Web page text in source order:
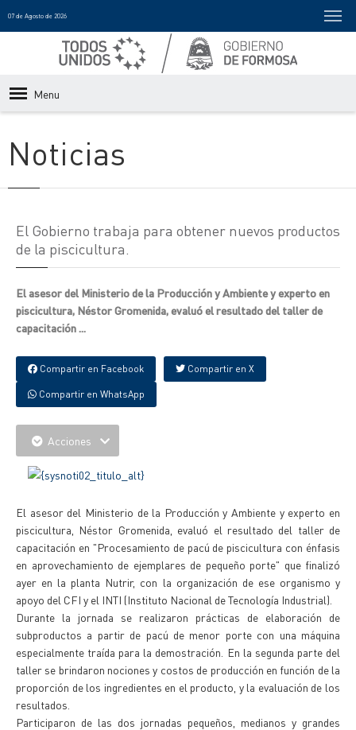
07 de Agosto de 2026
Menu
Noticias
El Gobierno trabaja para obtener nuevos productos
de la piscicultura.
El asesor del Ministerio de la Producción y Ambiente y experto en
piscicultura, Néstor Gromenida, evaluó el resultado del taller de
capacitación ...
Compartir en Facebook Compartir en X
Compartir en WhatsApp
Acciones
El asesor del Ministerio de la Producción y Ambiente y experto en
piscicultura, Néstor Gromenida, evaluó el resultado del taller de
capacitación en "Procesamiento de pacú de piscicultura con énfasis
en aprovechamiento de ejemplares de pequeño porte" que finalizó
ayer en la planta Nutrir, con la organización de ese organismo y
apoyo del CFI y el INTI (Instituto Nacional de Tecnología Industrial).
Durante la jornada se realizaron prácticas de elaboración de
subproductos a partir de pacú de menor porte con una máquina
especialmente traída para la demostración. En la segunda parte del
taller se brindaron nociones y costos de producción en función de la
proporción de los ingredientes en el producto, y la evaluación de los
resultados.
Participaron de las dos jornadas pequeños, medianos y grandes